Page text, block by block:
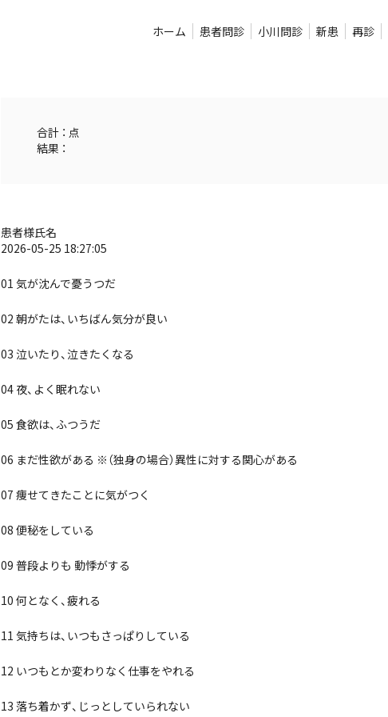
ホーム 患者問診 小川問診 新患 再診
合計 ： 点
結果 ：
患者様氏名
2026-05-25 18:27:05
01 気が沈んで憂うつだ
02 朝がたは、いちばん気分が良い
03 泣いたり、泣きたくなる
04 夜、よく眠れない
05 食欲は、ふつうだ
06 まだ性欲がある ※（独身の場合）異性に対する関心がある
07 痩せてきたことに気がつく
08 便秘をしている
09 普段よりも 動悸がする
10 何となく、疲れる
11 気持ちは、いつもさっぱりしている
12 いつもとか変わりなく仕事をやれる
13 落ち着かず、じっとしていられない